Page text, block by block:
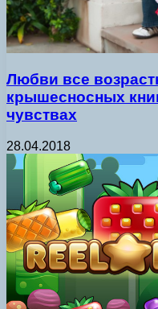
Любви все
крышесносных
чувствах
28.04.2018